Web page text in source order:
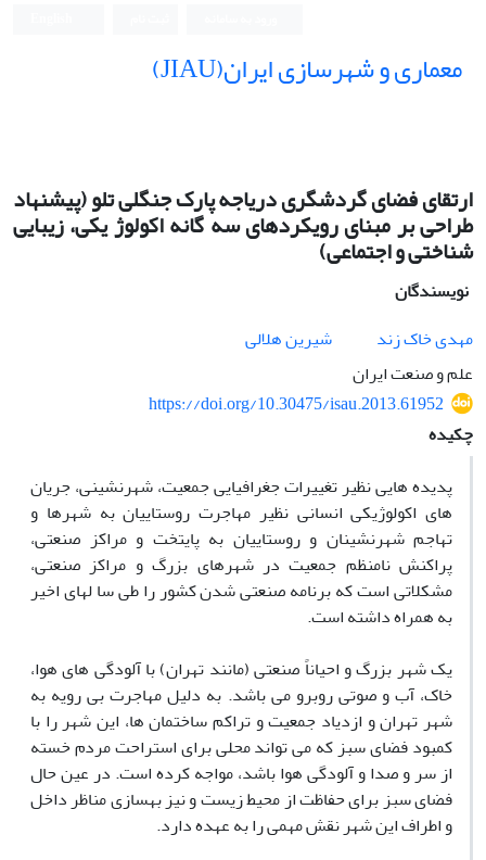
معماری و شهرسازی ایران(JIAU)
ارتقای فضای گردشگری دریاجه پارک جنگلی تلو (پیشنهاد
طراحی بر مبنای رویکردهای سه گانه اکولوژ یکی، زیبایی
شناختی و اجتماعی)
نویسندگان
مهدی خاک زند
شیرین هلالی
علم و صنعت ایران
https://doi.org/10.30475/isau.2013.61952
چکیده
پدیده هایی نظیر تغییرات جغرافیایی جمعیت، شهرنشینی، جریان
های اکولوژیکی انسانی نظیر مهاجرت روستاییان به شهرها و
تهاجم شهرنشینان و روستاییان به پایتخت و مراکز صنعتی،
پراکنش نامنظم جمعیت در شهرهای بزرگ و مراکز صنعتی،
مشکلاتی است که برنامه صنعتی شدن کشور را طی سا لهای اخیر
به همراه داشته است.
یک شهر بزرگ و احیاناً صنعتی (مانند تهران) با آلودگی های هوا،
خاک، آب و صوتی روبرو می باشد. به دلیل مهاجرت بی رویه به
شهر تهران و ازدیاد جمعیت و تراکم ساختمان ها، این شهر را با
کمبود فضای سبز که می تواند محلی برای استراحت مردم خسته
از سر و صدا و آلودگی هوا باشد، مواجه کرده است. در عین حال
فضای سبز برای حفاظت از محیط زیست و نیز بهسازی مناظر داخل
و اطراف این شهر نقش مهمی را به عهده دارد.